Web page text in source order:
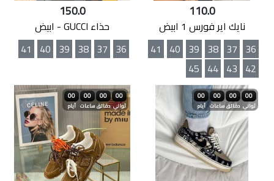
110.0
نايك اير فورس 1 ابيض
36
37
38
39
40
41
42
43
44
45
150.0
حذاء GUCCI - ابيض
36
37
38
39
40
41
00
أيام
00
ساعات
00
دقائق
00
ثواني
00
أيام
00
ساعات
00
دقائق
00
ثواني